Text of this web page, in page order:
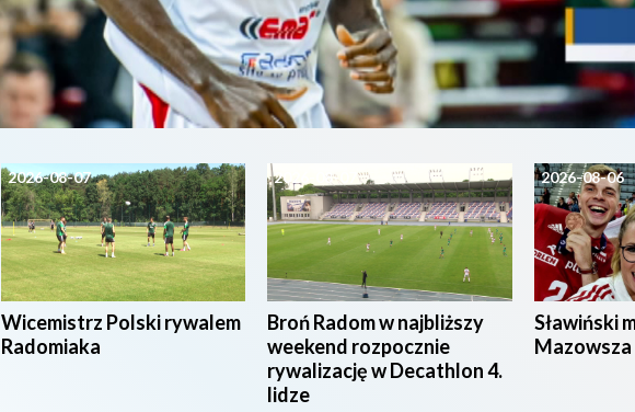
2026-08-07
Wicemistrz Polski rywalem
Radomiaka
2026-08-07
Broń Radom w najbliższy
weekend rozpocznie
rywalizację w Decathlon 4.
lidze
2026-08-06
Sławiński
Mazowsza